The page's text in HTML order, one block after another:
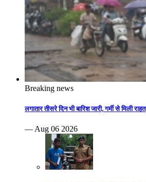
Breaking news
लगातार तीसरे दिन भी बारिश जारी, गर्मी से मिली राहत
— Aug 06 2026